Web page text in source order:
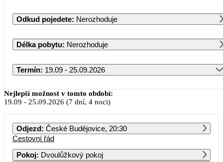
Odkud pojedete: Nerozhoduje
Délka pobytu: Nerozhoduje
Termín: 19.09 - 25.09.2026
Září 2026
PO ÚT ST ČT PÁ SO NE
Nejlepší možnost v tomto období:
19.09 - 25.09.2026 (7 dní, 4 noci)
Odjezd: České Budějovice, 20:30
Cestovní řád
Pokoj: Dvoulůžkový pokoj